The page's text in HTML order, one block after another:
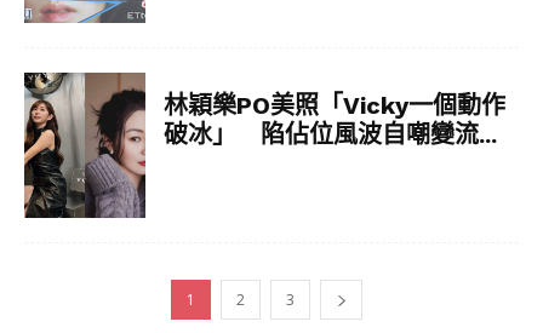
林穎樂PO美照「Vicky一個動作
破冰」 陷佔位風波自嘲變流...
1 2 3